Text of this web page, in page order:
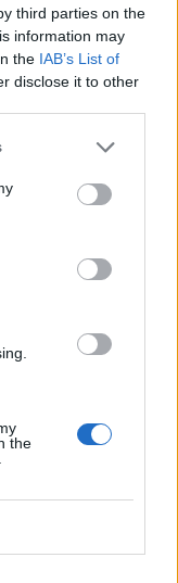
third parties on the
information may
the IAB’s List of
disclose it to other
the
sta
già
Siamo convinti
giorno